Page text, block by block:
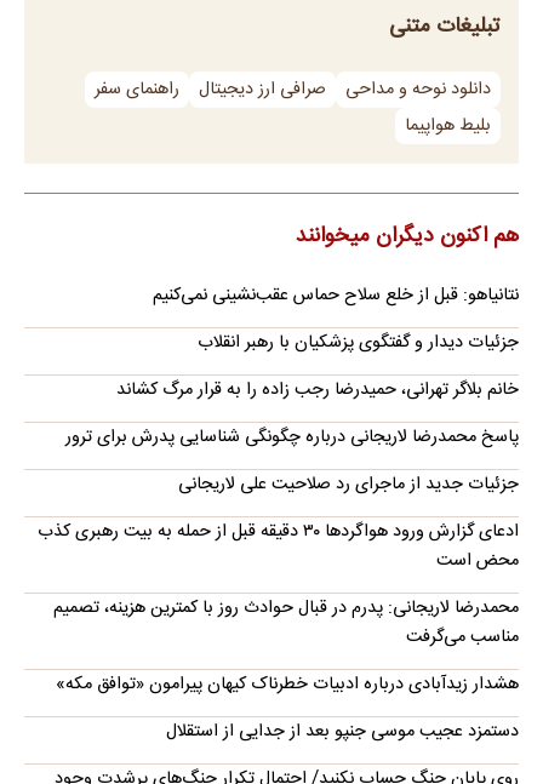
تبلیغات متنی
دانلود نوحه و مداحی صرافی ارز دیجیتال
راهنمای سفر
بلیط هواپیما
هم اکنون دیگران میخوانند
نتانیاهو: قبل از خلع سلاح حماس عقب‌نشینی نمی‌کنیم
جزئیات دیدار و گفتگوی پزشکیان با رهبر انقلاب
خانم بلاگر تهرانی، حمیدرضا رجب زاده را به قرار مرگ کشاند
پاسخ محمدرضا لاریجانی درباره چگونگی شناسایی پدرش برای ترور
جزئیات جدید از ماجرای رد صلاحیت علی لاریجانی
ادعای گزارش ورود هواگردها ٣٠ دقیقه قبل از حمله به بیت رهبری کذب
محض است
محمدرضا لاریجانی: پدرم در قبال حوادث روز با کمترین هزینه، تصمیم
مناسب می‌گرفت
هشدار زیدآبادی درباره ادبیات خطرناک کیهان پیرامون «توافق مکه»
دستمزد عجیب موسی جنپو بعد از جدایی از استقلال